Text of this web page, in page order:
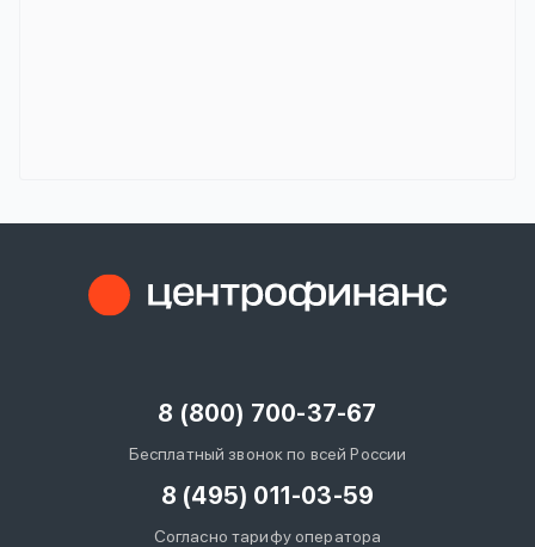
8 (800) 700-37-67
Бесплатный звонок по всей России
8 (495) 011-03-59
Согласно тарифу оператора